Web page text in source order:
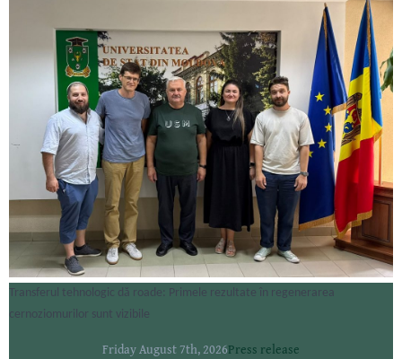
Transferul tehnologic dă roade: Primele rezultate în regenerarea
cernoziomurilor sunt vizibile
Friday August 7th, 2026Press release